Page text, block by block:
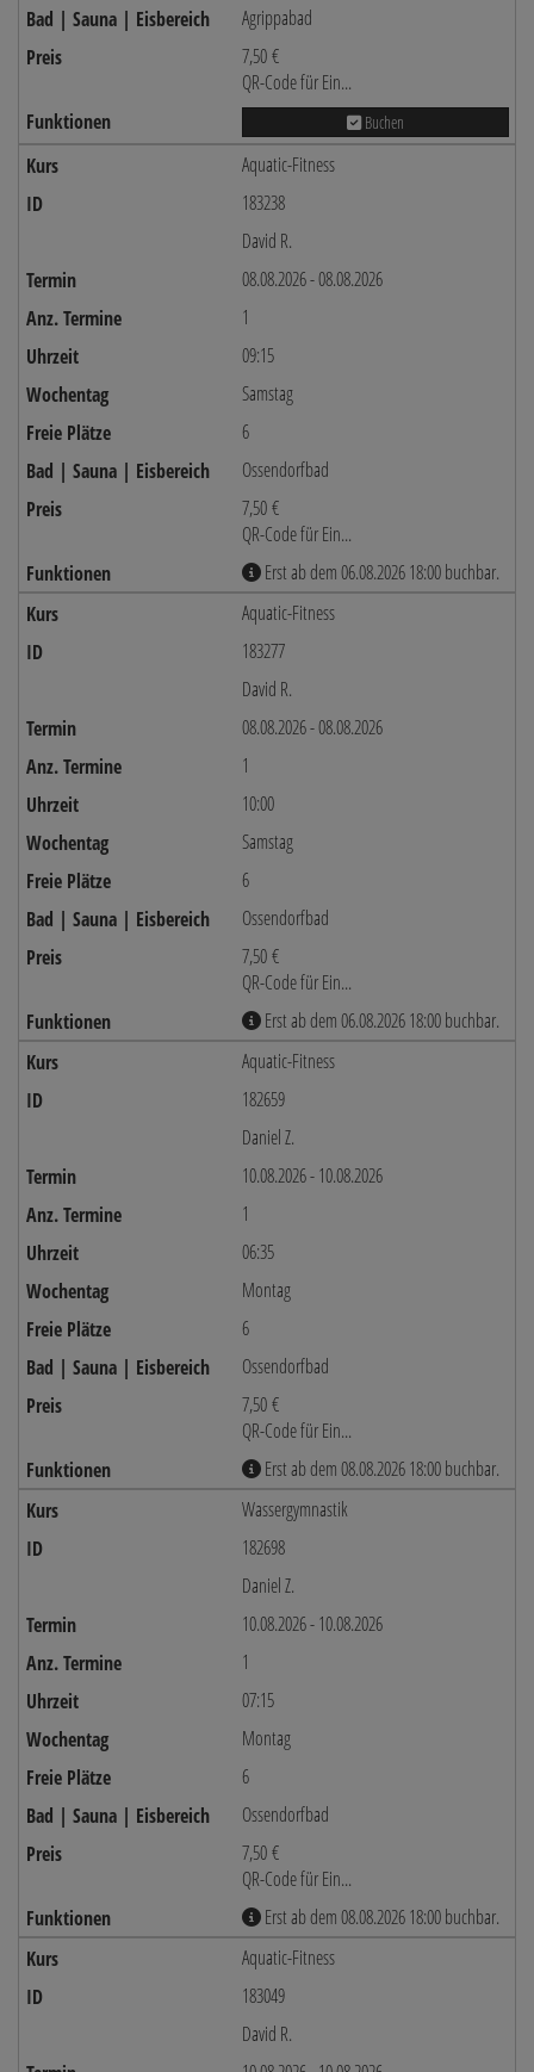
Agrippabad
7,50 €
QR-Code für Ein...
Buchen
Aquatic-Fitness
183238
David R.
08.08.2026 - 08.08.2026
1
09:15
Samstag
6
Ossendorfbad
7,50 €
QR-Code für Ein...
Erst ab dem 06.08.2026 18:00 buchbar.
Aquatic-Fitness
183277
David R.
08.08.2026 - 08.08.2026
1
10:00
Samstag
6
Ossendorfbad
7,50 €
QR-Code für Ein...
Erst ab dem 06.08.2026 18:00 buchbar.
Aquatic-Fitness
182659
Daniel Z.
10.08.2026 - 10.08.2026
1
06:35
Montag
6
Ossendorfbad
7,50 €
QR-Code für Ein...
Erst ab dem 08.08.2026 18:00 buchbar.
Wassergymnastik
182698
Daniel Z.
10.08.2026 - 10.08.2026
1
07:15
Montag
6
Ossendorfbad
7,50 €
QR-Code für Ein...
Erst ab dem 08.08.2026 18:00 buchbar.
Aquatic-Fitness
183049
David R.